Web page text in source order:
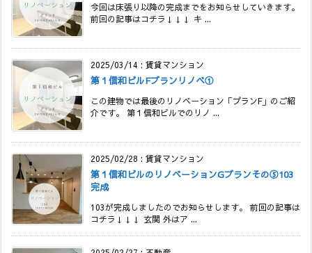
今回は床張り以降の完成までをお知らせしていきます。
前回の記事はコチラ↓↓↓ キ ...
2025/03/14 : 賃貸マンション
第１信和ビルFプランリノベ①
この建物では最後のリノベーション「プランF」のご紹
介です。 第１信和ビルでのリノ ...
2025/02/28 : 賃貸マンション
第１信和ビルのリノベーションGプランその⑤103
完成
103が完成しましたのでお知らせします。 前回の記事は
コチラ↓↓↓ 玄関 外はア ...